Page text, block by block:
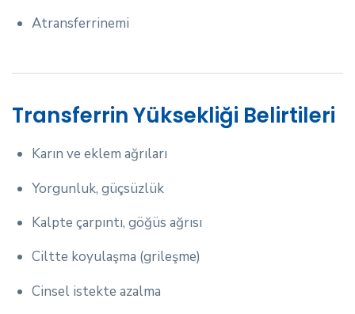
Atransferrinemi
Transferrin Yüksekliği Belirtileri
Karın ve eklem ağrıları
Yorgunluk, güçsüzlük
Kalpte çarpıntı, göğüs ağrısı
Ciltte koyulaşma (grileşme)
Cinsel istekte azalma